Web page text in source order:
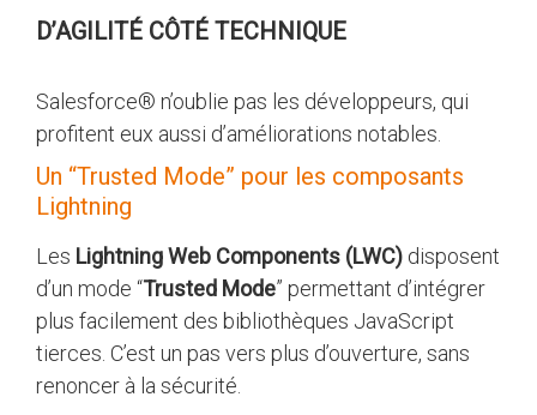
D’AGILITÉ CÔTÉ TECHNIQUE
Salesforce® n’oublie pas les développeurs, qui
profitent eux aussi d’améliorations notables.
Un “Trusted Mode” pour les composants
Lightning
Les Lightning Web Components (LWC) disposent
d’un mode “Trusted Mode” permettant d’intégrer
plus facilement des bibliothèques JavaScript
tierces. C’est un pas vers plus d’ouverture, sans
renoncer à la sécurité.